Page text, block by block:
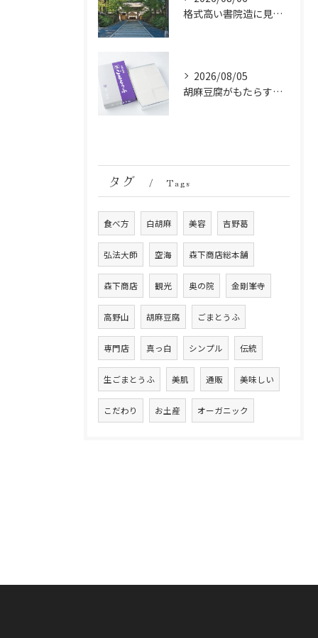
格式高い書院造に見る金剛峯寺の中世から近世への変遷
2026/08/05
胡麻豆腐がもたらす美肌の秘密：ビタミンEと抗酸化成分の力
タグ Tags
食べ方 白胡麻 美容 吉野葛
弘法大師 空海 森下商店総本舗
森下商店 観光 奥の院 金剛峯寺
高野山 胡麻豆腐 ごまとうふ
専門店 真っ白 シンプル 伝統
生ごまとうふ 美肌 通販 美味しい
こだわり お土産 オーガニック